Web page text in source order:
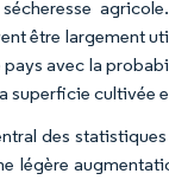
être largement
pays avec la
superficie cultivée
des
légère